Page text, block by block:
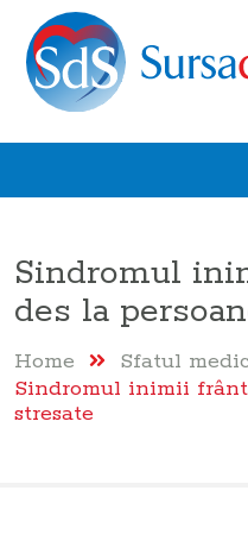
Sindromul
des la
Home
Sfatul
Sindromul inimii
stresate